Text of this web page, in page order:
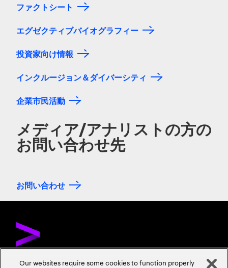
ファクトシート
エグゼクティブバイオグラフィー
投資家向け情報
インクルージョン＆ダイバーシティ
企業市民活動
メディア/アナリストの方の
お問い合わせ先
お問い合わせ
Our websites require some cookies to function properly